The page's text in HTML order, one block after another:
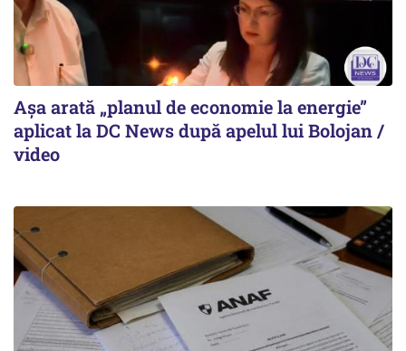
Așa arată „planul de economie la energie”
aplicat la DC News după apelul lui Bolojan /
video